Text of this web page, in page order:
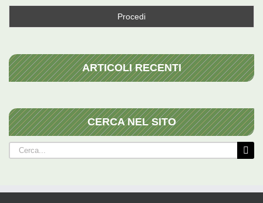
ARTICOLI RECENTI
CERCA NEL SITO
Cerca
per: